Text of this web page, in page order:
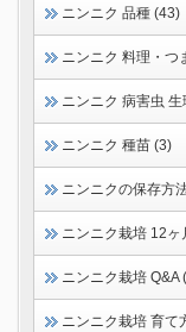
ニンニク 品種 (43)
ニンニク 料理・つ
ニンニク 病害虫
ニンニク 種苗 (3)
ニンニクの保存方
ニンニク栽培 12ヶ
ニンニク栽培 Q&A
ニンニク栽培 育て